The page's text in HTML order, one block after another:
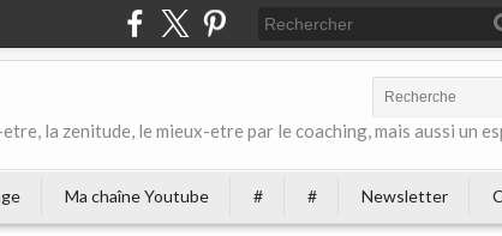
la zenitude, le mieux-etre par le coaching, mais aussi un
Ma chaîne Youtube # # Newsletter